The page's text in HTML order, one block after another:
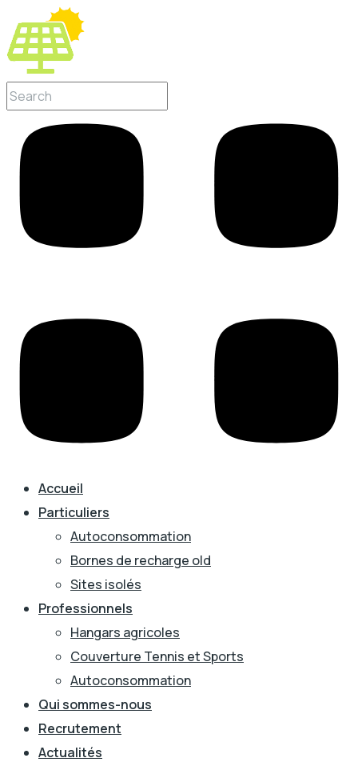
Accueil
Particuliers
Autoconsommation
Bornes de recharge old
Sites isolés
Professionnels
Hangars agricoles
Couverture Tennis et Sports
Autoconsommation
Qui sommes-nous
Recrutement
Actualités